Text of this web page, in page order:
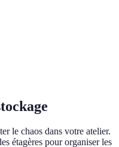
le chaos dans votre atelier.
étagères pour organiser les